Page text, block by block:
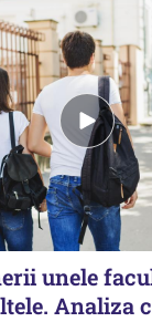
unele
Analiza